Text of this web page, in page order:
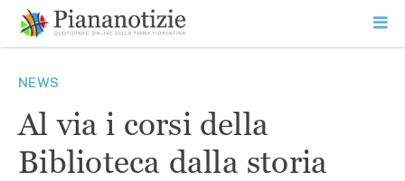
contenuto
SEARCH
NEWS
Al via i corsi della
Biblioteca dalla storia